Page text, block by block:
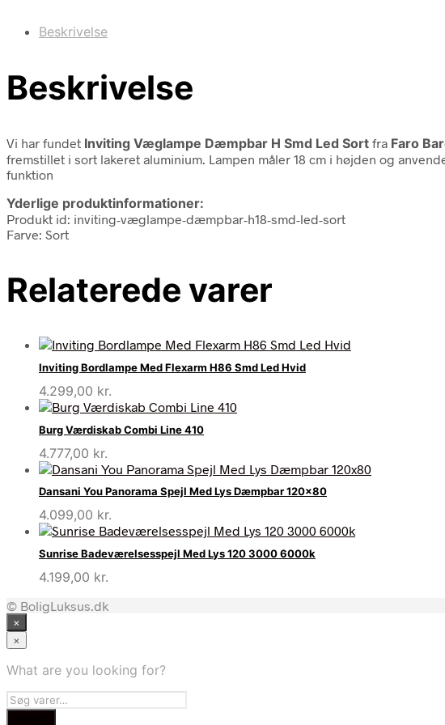
Beskrivelse
Beskrivelse
Vi har fundet Inviting Væglampe Dæmpbar H Smd Led Sort fra Faro
fremstillet i sort lakeret aluminium. Lampen måler 18 cm i højden og
funktion
Yderlige produktinformationer:
Produkt id: inviting-væglampe-dæmpbar-h18-smd-led-sort
Farve: Sort
Relaterede varer
Inviting Bordlampe Med Flexarm H86 Smd Led Hvid
4.299,00 kr.
Burg Værdiskab Combi Line 410
4.777,00 kr.
Dansani You Panorama Spejl Med Lys Dæmpbar 120×80
4.099,00 kr.
Sunrise Badeværelsesspejl Med Lys 120 3000 6000k
4.199,00 kr.
© BoligLuksus.dk
×
×
What are you looking for?